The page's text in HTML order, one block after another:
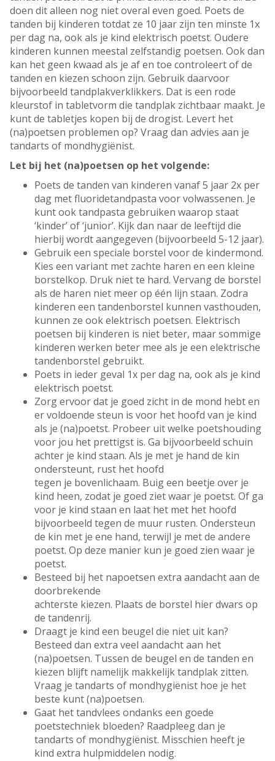
doen dit alleen nog niet overal even goed. Poets de
tanden bij kinderen totdat ze 10 jaar zijn ten minste 1x
per dag na, ook als je kind elektrisch poetst. Oudere
kinderen kunnen meestal zelfstandig poetsen. Ook dan
kan het geen kwaad als je af en toe controleert of de
tanden en kiezen schoon zijn. Gebruik daarvoor
bijvoorbeeld tandplakverklikkers. Dat is een rode
kleurstof in tabletvorm die tandplak zichtbaar maakt. Je
kunt de tabletjes kopen bij de drogist. Levert het
(na)poetsen problemen op? Vraag dan advies aan je
tandarts of mondhygiënist.
Let bij het (na)poetsen op het volgende:
Poets de tanden van kinderen vanaf 5 jaar 2x per
dag met fluoridetandpasta voor volwassenen. Je
kunt ook tandpasta gebruiken waarop staat
‘kinder’ of ‘junior’. Kijk dan naar de leeftijd die
hierbij wordt aangegeven (bijvoorbeeld 5-12 jaar).
Gebruik een speciale borstel voor de kindermond.
Kies een variant met zachte haren en een kleine
borstelkop. Druk niet te hard. Vervang de borstel
als de haren niet meer op één lijn staan. Zodra
kinderen een tandenborstel kunnen vasthouden,
kunnen ze ook elektrisch poetsen. Elektrisch
poetsen bij kinderen is niet beter, maar sommige
kinderen werken beter mee als je een elektrische
tandenborstel gebruikt.
Poets in ieder geval 1x per dag na, ook als je kind
elektrisch poetst.
Zorg ervoor dat je goed zicht in de mond hebt en
er voldoende steun is voor het hoofd van je kind
als je (na)poetst. Probeer uit welke poetshouding
voor jou het prettigst is. Ga bijvoorbeeld schuin
achter je kind staan. Als je met je hand de kin
ondersteunt, rust het hoofd
tegen je bovenlichaam. Buig een beetje over je
kind heen, zodat je goed ziet waar je poetst. Of ga
voor je kind staan en laat het met het hoofd
bijvoorbeeld tegen de muur rusten. Ondersteun
de kin met je ene hand, terwijl je met de andere
poetst. Op deze manier kun je goed zien waar je
poetst.
Besteed bij het napoetsen extra aandacht aan de
doorbrekende
achterste kiezen. Plaats de borstel hier dwars op
de tandenrij.
Draagt je kind een beugel die niet uit kan?
Besteed dan extra veel aandacht aan het
(na)poetsen. Tussen de beugel en de tanden en
kiezen blijft namelijk makkelijk tandplak zitten.
Vraag je tandarts of mondhygiënist hoe je het
beste kunt (na)poetsen.
Gaat het tandvlees ondanks een goede
poetstechniek bloeden? Raadpleeg dan je
tandarts of mondhygiënist. Misschien heeft je
kind extra hulpmiddelen nodig.